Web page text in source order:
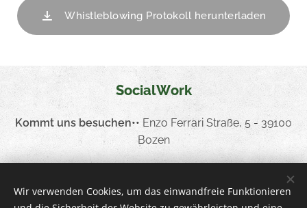
Whistleblowing Protokoll herunterladen
SocialWork
Kommt uns besuchen•• Enzo Ferrari Straße, 5 - 39100
Bozen
Schreibt uns ••info@socialwork.coop
Wir verwenden Cookies, um das einwandfreie Funktionieren